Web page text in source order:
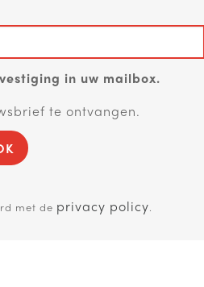
in uw mailbox.
te ontvangen.
met de privacy policy.